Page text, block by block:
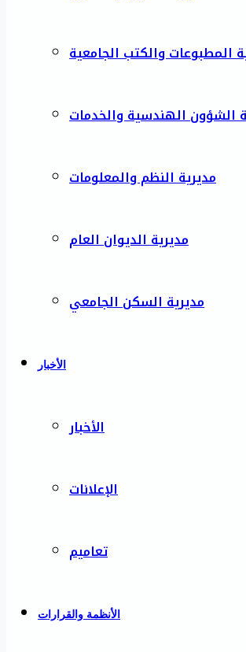
المطبوعات والكتب الجامعية
الشؤون الهندسية والخدمات
مديرية النظم والمعلومات
مديرية الديوان العام
مديرية السكن الجامعي
الأخبار
الأخبار
الإعلانات
تعاميم
الأنظمة والقرارات